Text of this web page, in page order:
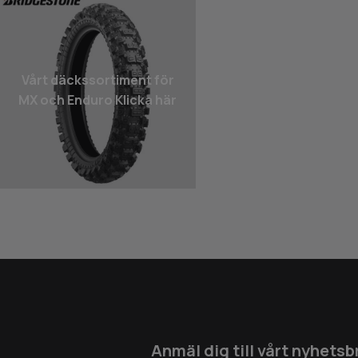
Vårt däcks­sortiment för
MX och Enduro Klicka här
Anmäl dig till vårt